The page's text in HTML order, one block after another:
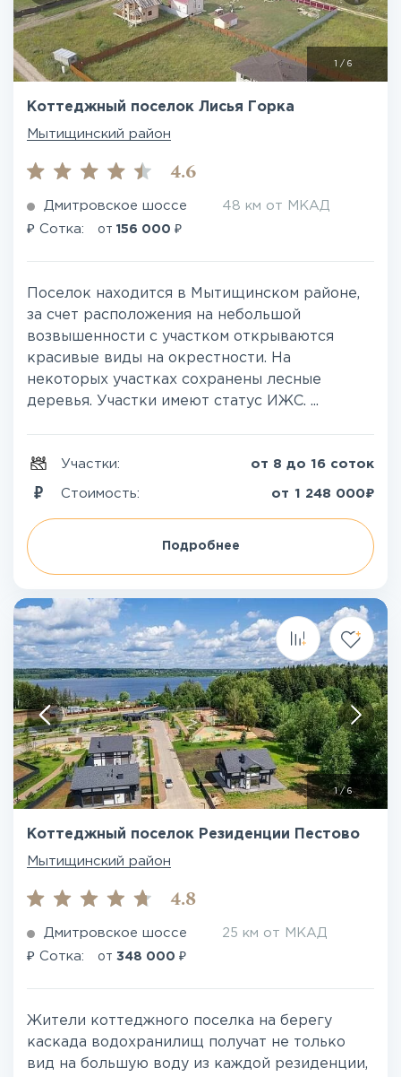
/ 6
Коттеджный поселок Лисья Горка
Мытищинский район
4.6
Дмитровское шоссе 48 км от МКАД
₽ Сотка: от 156 000 ₽
Поселок находится в Мытищинском районе,
за счет расположения на небольшой
возвышенности с участком открываются
красивые виды на окрестности. На
некоторых участках сохранены лесные
деревья. Участки имеют статус ИЖС. ...
Участки: от 8 до 16 соток
Стоимость: от 1 248 000₽
Подробнее
1/ 6
Коттеджный поселок Резиденции Пестово
Мытищинский район
4.8
Дмитровское шоссе 25 км от МКАД
₽ Сотка: от 348 000 ₽
Жители коттеджного поселка на берегу
каскада водохранилищ получат не только
вид на большую воду из каждой резиденции,